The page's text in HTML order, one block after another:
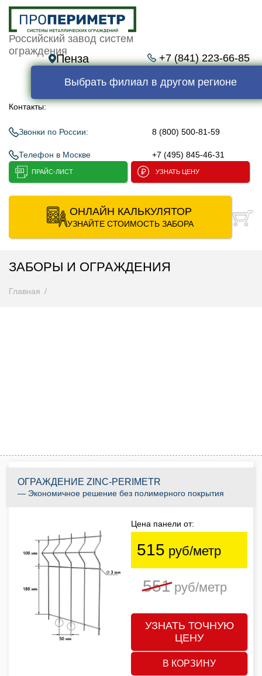
Российский завод систем
ограждения
Пенза +7 (841) 223-66-85
Выбрать филиал в другом регионе
Контакты:
Звонки по России: 8 (800) 500-81-59
Телефон в Москве +7 (495) 845-46-31
ПРАЙС-ЛИСТ УЗНАТЬ ЦЕНУ
ОНЛАЙН КАЛЬКУЛЯТОР
УЗНАЙТЕ СТОИМОСТЬ ЗАБОРА
ЗАБОРЫ И ОГРАЖДЕНИЯ
Главная
ОГРАЖДЕНИЕ ZINC-PERIMETR
— Экономичное решение без полимерного покрытия
Цена панели от:
515 руб/метр
551руб/метр
УЗНАТЬ ТОЧНУЮ
ЦЕНУ
В КОРЗИНУ